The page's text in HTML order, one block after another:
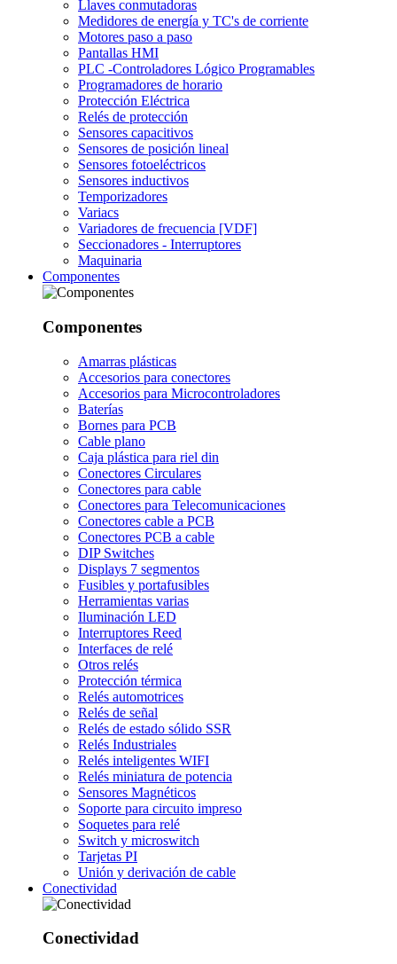
Llaves conmutadoras
Medidores de energía y TC's de corriente
Motores paso a paso
Pantallas HMI
PLC -Controladores Lógico Programables
Programadores de horario
Protección Eléctrica
Relés de protección
Sensores capacitivos
Sensores de posición lineal
Sensores fotoeléctricos
Sensores inductivos
Temporizadores
Variacs
Variadores de frecuencia [VDF]
Seccionadores - Interruptores
Maquinaria
Componentes
Componentes
Amarras plásticas
Accesorios para conectores
Accesorios para Microcontroladores
Baterías
Bornes para PCB
Cable plano
Caja plástica para riel din
Conectores Circulares
Conectores para cable
Conectores para Telecomunicaciones
Conectores cable a PCB
Conectores PCB a cable
DIP Switches
Displays 7 segmentos
Fusibles y portafusibles
Herramientas varias
Iluminación LED
Interruptores Reed
Interfaces de relé
Otros relés
Protección térmica
Relés automotrices
Relés de señal
Relés de estado sólido SSR
Relés Industriales
Relés inteligentes WIFI
Relés miniatura de potencia
Sensores Magnéticos
Soporte para circuito impreso
Soquetes para relé
Switch y microswitch
Tarjetas PI
Unión y derivación de cable
Conectividad
Conectividad